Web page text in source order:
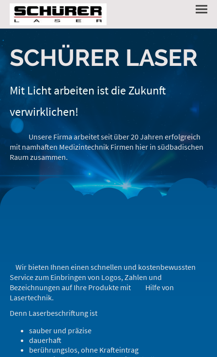
SCHÜRER LASER
Mit Licht arbeiten ist die Zukunft
verwirklichen!
Unsere Firma arbeitet seit über 20 Jahren erfolgreich
mit namhaften Medizintechnik Firmen hier in südbadischen
Raum zusammen.
Wir bieten Ihnen einen schnellen und kostenbewussten
Service zum Einbringen von Logos, Zahlen und
Bezeichnungen auf Ihre Produkte mit Hilfe von
Lasertechnik.
Denn Laserbeschriftung ist
sauber und präzise
dauerhaft
berührungslos, ohne Krafteintrag